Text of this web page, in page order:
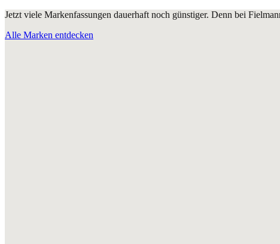
Jetzt viele Markenfassungen dauerhaft noch günstiger. Denn bei
Alle Marken entdecken